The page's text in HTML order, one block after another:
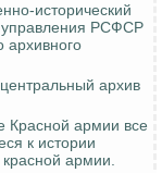
исторический
управления РСФСР
архивного
архив
Красной армии все
к истории
красной армии.